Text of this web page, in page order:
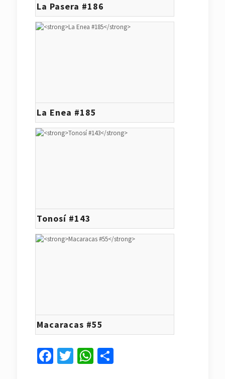
La Pasera #186
La Enea #185
Tonosí #143
Macaracas #55
Facebook
TwitterWhatsApp
Compartir